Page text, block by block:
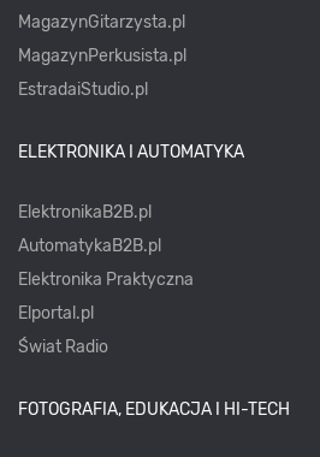
MagazynGitarzysta.pl
MagazynPerkusista.pl
EstradaiStudio.pl
ELEKTRONIKA I AUTOMATYKA
ElektronikaB2B.pl
AutomatykaB2B.pl
Elektronika Praktyczna
Elportal.pl
Świat Radio
FOTOGRAFIA, EDUKACJA I HI-TECH